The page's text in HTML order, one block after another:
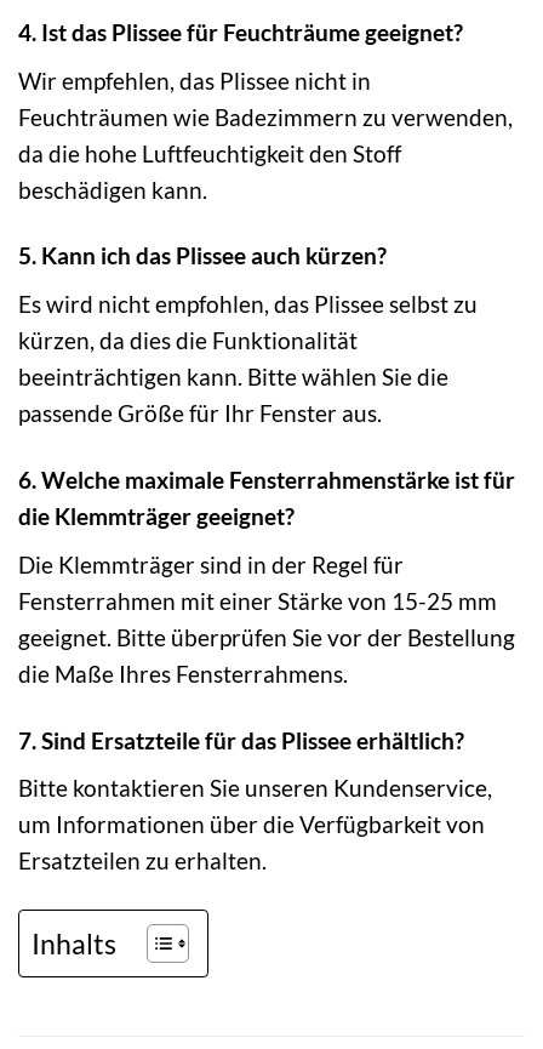
4. Ist das Plissee für Feuchträume geeignet?
Wir empfehlen, das Plissee nicht in
Feuchträumen wie Badezimmern zu verwenden,
da die hohe Luftfeuchtigkeit den Stoff
beschädigen kann.
5. Kann ich das Plissee auch kürzen?
Es wird nicht empfohlen, das Plissee selbst zu
kürzen, da dies die Funktionalität
beeinträchtigen kann. Bitte wählen Sie die
passende Größe für Ihr Fenster aus.
6. Welche maximale Fensterrahmenstärke ist für
die Klemmträger geeignet?
Die Klemmträger sind in der Regel für
Fensterrahmen mit einer Stärke von 15-25 mm
geeignet. Bitte überprüfen Sie vor der Bestellung
die Maße Ihres Fensterrahmens.
7. Sind Ersatzteile für das Plissee erhältlich?
Bitte kontaktieren Sie unseren Kundenservice,
um Informationen über die Verfügbarkeit von
Ersatzteilen zu erhalten.
Inhalts